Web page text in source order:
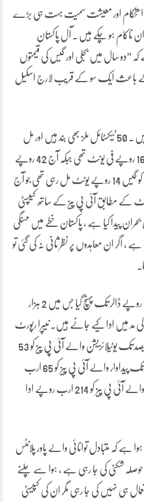
استحکام اور معیشت سمیت بہت ہی بڑے
ناکام ہو چکے ہیں ۔ آل پاکستان
کہ ”دو سال میں بجلی اور گیس کی قیمتوں
جس کے باعث ایک سو کے قریب لارج اسکیل
اور ہزاروں افراد بے روزگار ہوئے ہیں ۔ 50 ٹیکسٹائل ملز بھی بند ہیں اور مل
مالکان کے مطابق 2022 میں بجلی 16 روپے فی یونٹ تھی جبکہ آج 42 روپے
فی یونٹ ہے ، 2022 میں انڈسٹری کو گیس 14 روپے یونٹ مل رہی تھی جو آج
کے مطابق آئی پی پیز کے ساتھ کیپسٹی
پیدا کیا ہے ، پاکستان خطے میں مہنگی
، اگر ان معاہدوں پر نظر ثانی نہ کی گئی تو
پاور سیکٹر کا گردشی قرضہ 2300 ارب روپے ڈالر تک پہنچ گیا جس میں 2 ہزار
مد میں ادا کیے جانے ہیں۔ نیپرا رپورٹ
کے مطابق 2023 میں صرف 25 فیصد تک یوٹیلائزیشن والے آئی پی پیز کو 53
ارب روپے ادا کیے گئے ، 50 فیصد تک پیداوار والے آئی پی پیز کو 65 ارب
روپے جبکہ 75 فیصد تک یوٹیلائزیشن والے آئی پی پیز کو 214 ارب روپے ادا
ہے کہ متبادل توانائی والے پاور پلانٹس
حوصلہ شکنی کی جا رہی ہے ، ہوا سے چلنے
ہی نہیں کی جا رہی مگر ان کی کپیسٹی